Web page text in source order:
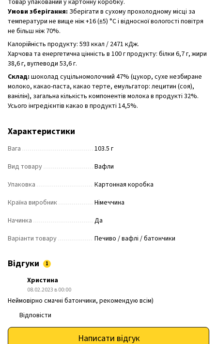
Умови зберігання: Зберігати в сухому прохолодному місці за
температури не вище ніж +16 (±5) °C і відносної вологості повітря
не більш ніж 70%.
Калорійність продукту: 593 ккал / 2471 кДж.
Харчова та енергетична цінність в 100 г продукту: білки 6,7 г, жири
38,6 г, вуглеводи 53,6 г.
Склад: шоколад суцільномолочний 47% (цукор, сухе незбиране
молоко, какао-паста, какао терте, емульгатор: лецитин (соя),
ванілін), загальна кількість компонентів молока в продукті 32%.
Усього інгредієнтів какао в продукті 14,5%.
Характеристики
Вага
103.5 г
Вид товару
Вафли
Упаковка
Картонная коробка
Країна виробник
Німеччина
Начинка
Да
Варіанти товару
Печиво / вафлі / батончики
Відгуки 1
Христина
08.02.2023 в 00:00
Неймовірно смачні батончики, рекомендую всім)
Відповісти
Написати відгук